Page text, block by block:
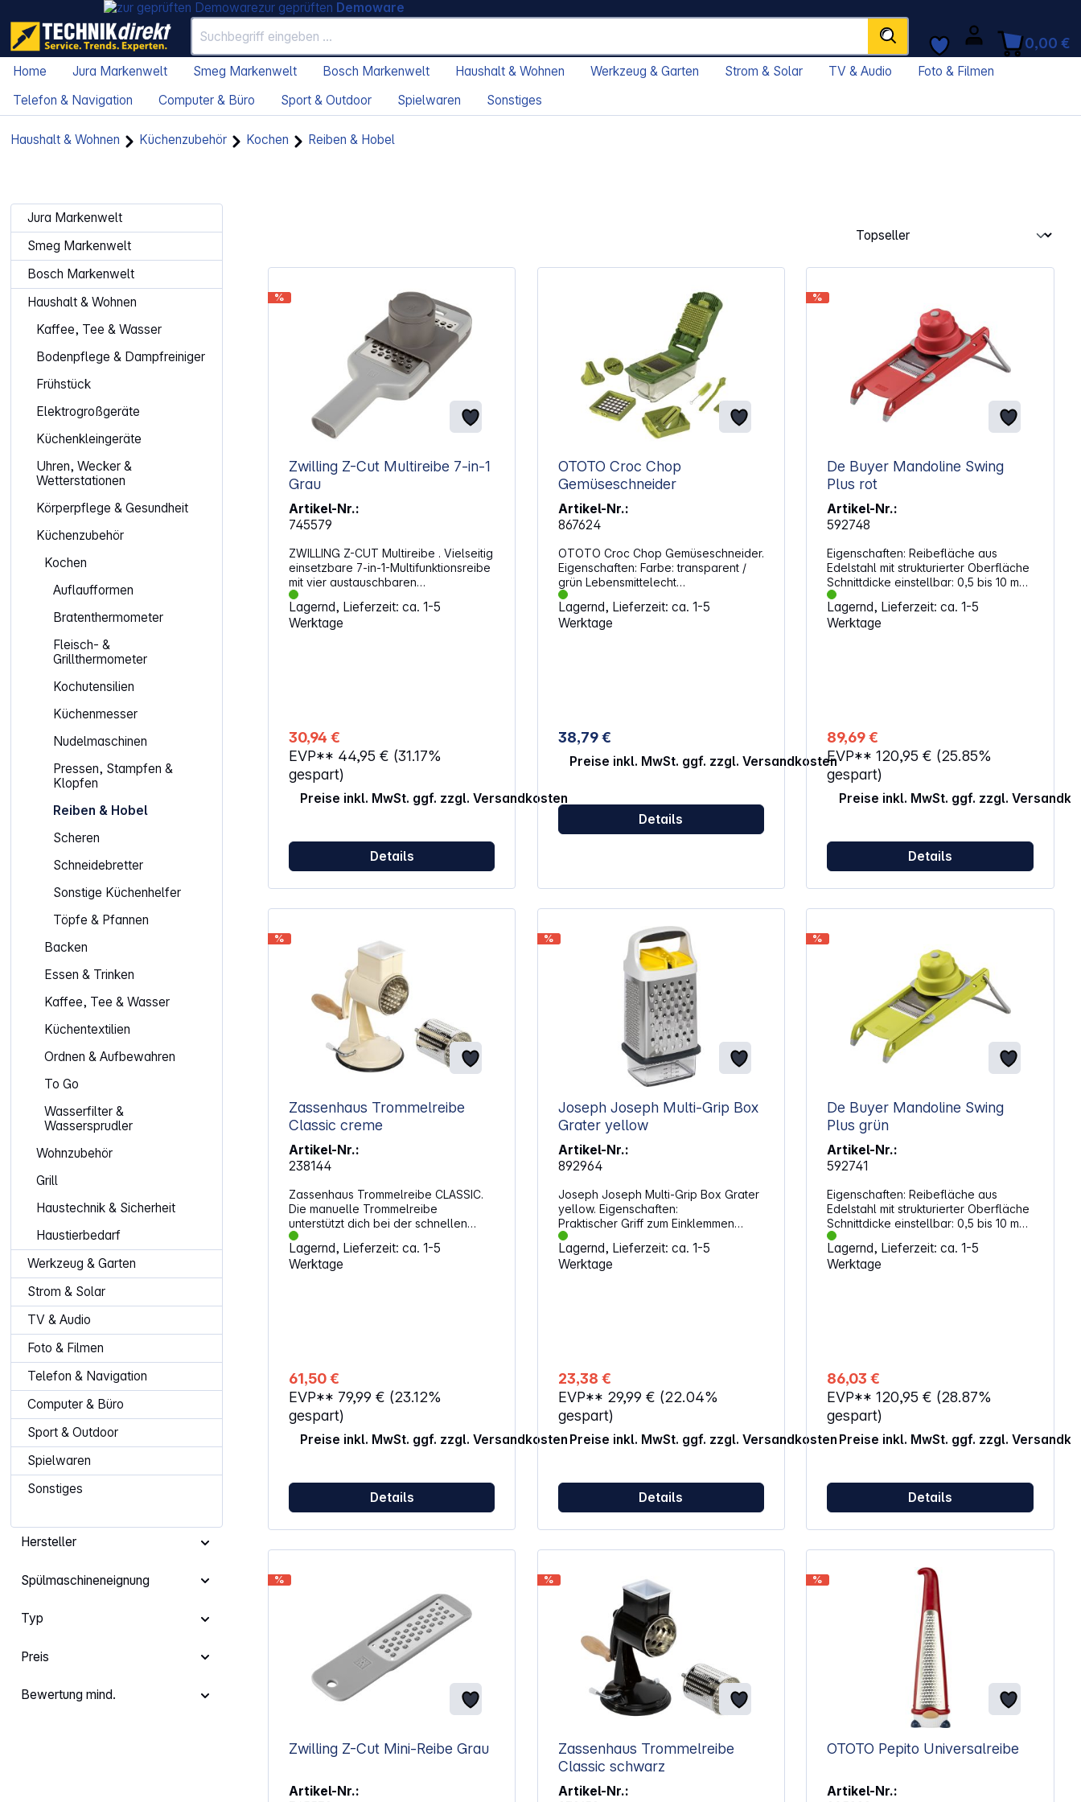
zur geprüften Demoware
0,00 €
Home Jura Markenwelt Smeg Markenwelt Bosch Markenwelt Haushalt & Wohnen Werkzeug & Garten Strom & Solar TV & Audio
Foto & Filmen
Telefon & Navigation
Computer & Büro Sport & Outdoor Spielwaren Sonstiges
Haushalt & Wohnen Küchenzubehör Kochen Reiben & Hobel
Jura Markenwelt
Smeg Markenwelt
Bosch Markenwelt
Haushalt & Wohnen
Kaffee, Tee & Wasser
Bodenpflege & Dampfreiniger
Frühstück
Elektrogroßgeräte
Küchenkleingeräte
Uhren, Wecker &
Wetterstationen
Körperpflege & Gesundheit
Küchenzubehör
Kochen
Auflaufformen
Bratenthermometer
Fleisch- &
Grillthermometer
Kochutensilien
Küchenmesser
Nudelmaschinen
Pressen, Stampfen &
Klopfen
Reiben & Hobel
Scheren
Schneidebretter
Sonstige Küchenhelfer
Töpfe & Pfannen
Backen
Essen & Trinken
Kaffee, Tee & Wasser
Küchentextilien
Ordnen & Aufbewahren
To Go
Wasserfilter &
Wassersprudler
Wohnzubehör
Grill
Haustechnik & Sicherheit
Haustierbedarf
Werkzeug & Garten
Strom & Solar
TV & Audio
Foto & Filmen
Telefon & Navigation
Computer & Büro
Sport & Outdoor
Spielwaren
Sonstiges
Hersteller
Spülmaschineneignung
Typ
Preis
Bewertung mind.
%
Zwilling Z-Cut Multireibe 7-in-1
Grau
Artikel-Nr.:
745579
ZWILLING Z-CUT Multireibe . Vielseitig
einsetzbare 7-in-1-Multifunktionsreibe
mit vier austauschbaren
Klingeneinsätzen Eigenschaften:
Material: Kunststoff Farbe: Grau
Anwendbar auf FRESH &amp; SAVE
Lagernd, Lieferzeit: ca. 1-5
Werktage
30,94 €
EVP** 44,95 € (31.17%
gespart)
Preise inkl. MwSt. ggf. zzgl. Versandkosten
Details
OTOTO Croc Chop
Gemüseschneider
Artikel-Nr.:
867624
OTOTO Croc Chop Gemüseschneider.
Eigenschaften: Farbe: transparent /
grün Lebensmittelecht
Spülmaschinenfest 4 Klingen im
Lieferumfang: Feines Hackmesser (für
Zwiebeln, Zucchini, Chilis, Schalotten,
Lagernd, Lieferzeit: ca. 1-5
Werktage
38,79 €
Preise inkl. MwSt. ggf. zzgl. Versandkosten
Details
%
De Buyer Mandoline Swing
Plus rot
Artikel-Nr.:
592748
Eigenschaften: Reibefläche aus
Edelstahl mit strukturierter Oberfläche
Schnittdicke einstellbar: 0,5 bis 10 mm
Für glatte und geriffelte Scheiben,
Julienne -Stifte (4 - 10 mm) und Criss
Cross-Schnitt Rutschfester Stand
Lagernd, Lieferzeit: ca. 1-5
Werktage
89,69 €
EVP**120,95 € (25.85%
gespart)
Preise inkl. MwSt. ggf. zzgl.
Details
%
Zassenhaus Trommelreibe
Classic creme
Artikel-Nr.:
238144
Zassenhaus Trommelreibe CLASSIC.
Die manuelle Trommelreibe
unterstützt dich bei der schnellen
Verarbeitung unterschiedlicher
Lebensmittel und eignet sich für den
täglichen Einsatz in der Küche. Zwei
Stand kannst du Schüsseln bis 11,5 cm
Höhe direkt unterstellen. Die
nostalgische Optik fügt sich dabei
harmonisch in klassische
Kücheneinrichtungen ein.
fein) Massives, lackiertes
Metallgehäuse Robuste Kurbel aus
Buchenholz ermöglicht eine
kontrollierte, manuelle
erlaubt das Unterstellen von
Schüsseln bis 11,5 cm Höhe Stößel
zum Nachdrücken hilft bei der
gleichmäßigen Verarbeitung kleiner
Lagernd, Lieferzeit: ca. 1-5
Werktage
61,50 €
EVP** 79,99 € (23.12%
gespart)
Preise inkl. MwSt. ggf. zzgl. Versandkosten
Details
%
Joseph Joseph Multi-Grip Box
Grater yellow
Artikel-Nr.:
892964
Joseph Joseph Multi-Grip Box Grater
yellow. Eigenschaften:
Praktischer Griff zum Einklemmen
von kleinen Lebensmittel und zum
Greifen von größeren - Verringerung
der Verletzungsgefahr! Inkl. vier
Griff: spülmaschinenfest
Behälterboden: Handwäsche
Abmessungen (H x B x T): 17 x 12,2 x
9,8 cm
Lagernd, Lieferzeit: ca. 1-5
Werktage
23,38 €
EVP** 29,99 € (22.04%
gespart)
Preise inkl. MwSt. ggf. zzgl. Versandkosten
Details
%
De Buyer Mandoline Swing
Plus grün
Artikel-Nr.:
592741
Eigenschaften: Reibefläche aus
Edelstahl mit strukturierter Oberfläche
Schnittdicke einstellbar: 0,5 bis 10 mm
Für glatte und geriffelte Scheiben,
Julienne -Stifte (4 - 10 mm) und Criss
Cross-Schnitt Rutschfester Stand
Lagernd, Lieferzeit: ca. 1-5
Werktage
86,03 €
EVP**120,95 € (28.87%
gespart)
Preise inkl. MwSt. ggf. zzgl.
Details
%
Zwilling Z-Cut Mini-Reibe Grau
Artikel-Nr.:
%
Zassenhaus Trommelreibe
Classic schwarz
Artikel-Nr.:
%
OTOTO Pepito Universalreibe
Artikel-Nr.: